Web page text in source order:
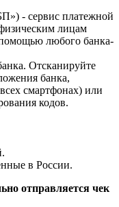
- сервис платежной
лицам
помощью любого банка-
Отсканируйте
банка,
смартфонах) или
кодов.
в России.
отправляется чек